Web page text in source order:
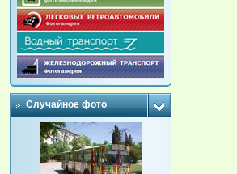
Случайное фото